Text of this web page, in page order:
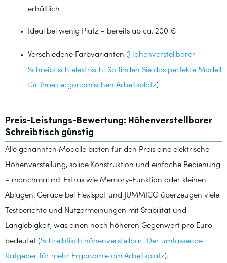
erhältlich
Ideal bei wenig Platz – bereits ab ca. 200 €
Verschiedene Farbvarianten ( Höhenverstellbarer
Schreibtisch elektrisch: So finden Sie das perfekte Modell
für Ihren ergonomischen Arbeitsplatz)
Preis-Leistungs-Bewertung: Höhenverstellbarer
Schreibtisch günstig
Alle genannten Modelle bieten für den Preis eine elektrische
Höhenverstellung, solide Konstruktion und einfache Bedienung
– manchmal mit Extras wie Memory-Funktion oder kleinen
Ablagen. Gerade bei Flexispot und JUMMICO überzeugen viele
Testberichte und Nutzermeinungen mit Stabilität und
Langlebigkeit, was einen noch höheren Gegenwert pro Euro
bedeutet (Schreibtisch höhenverstellbar: Der umfassende
Ratgeber für mehr Ergonomie am Arbeitsplatz).